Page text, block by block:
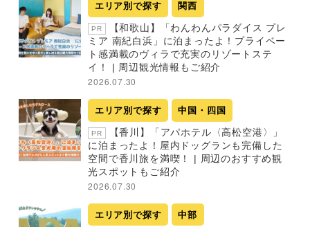
エリア別で探す 関西
PR
【和歌山】「わんわんパラダイス プレ
ミア 南紀白浜」に泊まったよ！プライベー
ト感満載のヴィラで充実のリゾートステ
イ！ | 周辺観光情報もご紹介
2026.07.30
エリア別で探す 中国・四国
PR
【香川】「アパホテル〈高松空港〉」
に泊まったよ！屋内ドッグランも完備した
空間で香川旅を満喫！ | 周辺のおすすめ観
光スポットもご紹介
2026.07.30
エリア別で探す 中部